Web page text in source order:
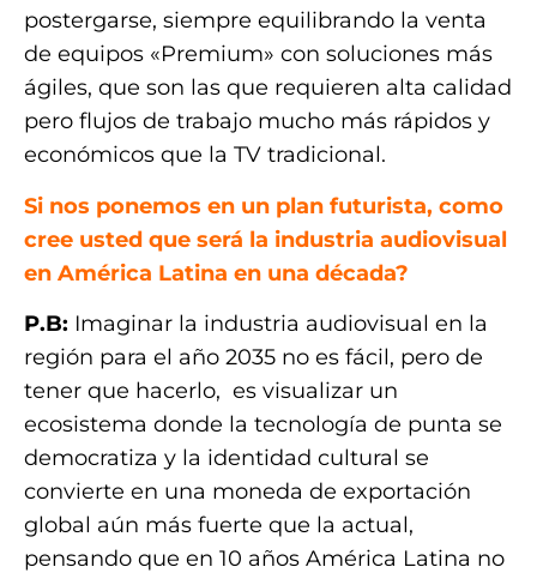
postergarse, siempre equilibrando la venta
de equipos «Premium» con soluciones más
ágiles, que son las que requieren alta calidad
pero flujos de trabajo mucho más rápidos y
económicos que la TV tradicional.
Si nos ponemos en un plan futurista, como
cree usted que será la industria audiovisual
en América Latina en una década?
P.B: Imaginar la industria audiovisual en la
región para el año 2035 no es fácil, pero de
tener que hacerlo, es visualizar un
ecosistema donde la tecnología de punta se
democratiza y la identidad cultural se
convierte en una moneda de exportación
global aún más fuerte que la actual,
pensando que en 10 años América Latina no